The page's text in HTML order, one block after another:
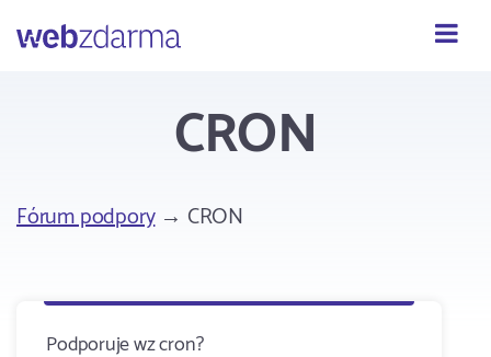
Webzdarma
CRON
Fórum podpory→ CRON
Podporuje wz cron?